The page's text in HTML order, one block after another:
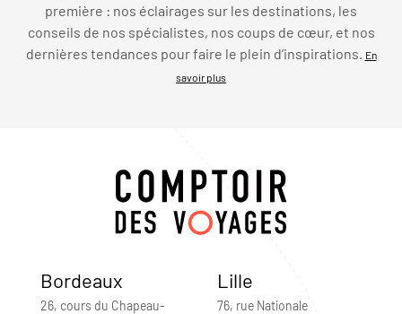
première : nos éclairages sur les destinations, les
conseils de nos spécialistes, nos coups de cœur, et nos
dernières tendances pour faire le plein d’inspirations. En
savoir plus
Bordeaux
26, cours du Chapeau-
Lille
76, rue Nationale